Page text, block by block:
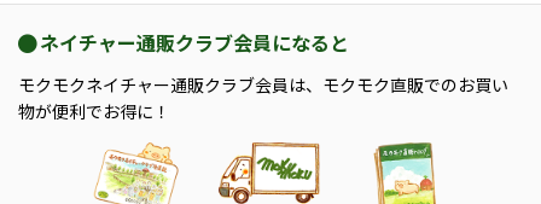
ネイチャー通販クラブ会員になると
モクモクネイチャー通販クラブ会員は、モクモク直販でのお買い
物が便利でお得に！